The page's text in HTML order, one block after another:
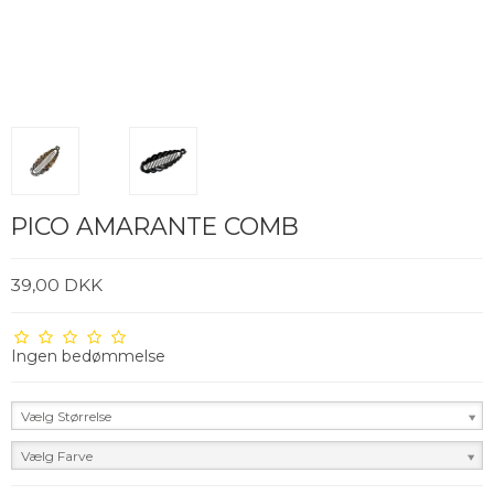
PICO AMARANTE COMB
39,00 DKK
Ingen bedømmelse
Vælg Størrelse
Vælg Farve